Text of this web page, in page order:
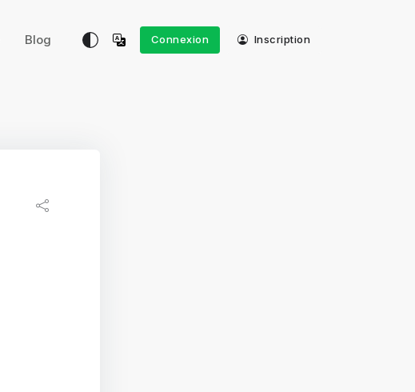
Blog Connexion Inscription